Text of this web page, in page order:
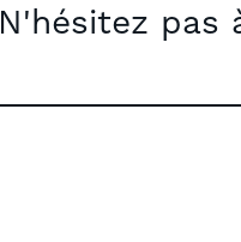
N'hésitez pas